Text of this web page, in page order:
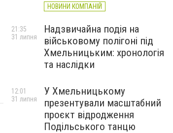
НОВИНИ КОМПАНІЙ
Надзвичайна подія на
військовому полігоні під
Хмельницьким: хронологія
та наслідки
21:35
31 липня
У Хмельницькому
презентували масштабний
проєкт відродження
Подільського танцю
12:01
31 липня